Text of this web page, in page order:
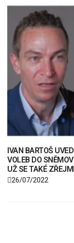
IVAN BARTOŠ
VOLEB DO
UŽ SE TAKÉ
26/07/2022